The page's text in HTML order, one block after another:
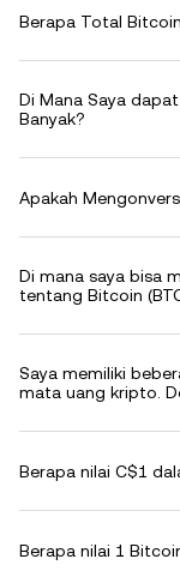
Berapa Total
Di Mana Saya
Banyak?
Apakah
Di mana saya bisa
tentang Bitcoin
Saya memiliki
mata uang kripto.
Berapa nilai C$1
Berapa nilai 1